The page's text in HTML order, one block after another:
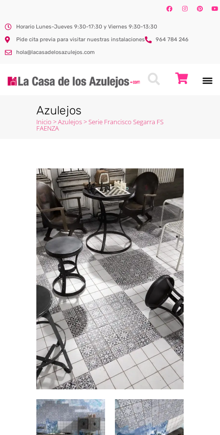
Horario Lunes-Jueves 9:30-17:30 y Viernes 9:30-13:30
Pide cita previa para visitar nuestras instalaciones
964 784 246
hola@lacasadelosazulejos.com
Azulejos
Inicio >Azulejos>Serie Francisco Segarra FS
FAENZA